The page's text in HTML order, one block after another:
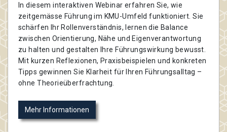
In diesem interaktiven Webinar erfahren Sie, wie
zeitgemässe Führung im KMU-Umfeld funktioniert. Sie
schärfen Ihr Rollenverständnis, lernen die Balance
zwischen Orientierung, Nähe und Eigenverantwortung
zu halten und gestalten Ihre Führungswirkung bewusst.
Mit kurzen Reflexionen, Praxisbeispielen und konkreten
Tipps gewinnen Sie Klarheit für Ihren Führungsalltag –
ohne Theorieüberfrachtung.
Mehr Informationen